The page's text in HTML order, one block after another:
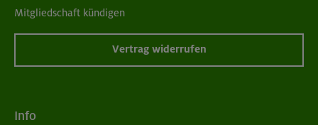
Mitgliedschaft kündigen
Vertrag widerrufen
Info